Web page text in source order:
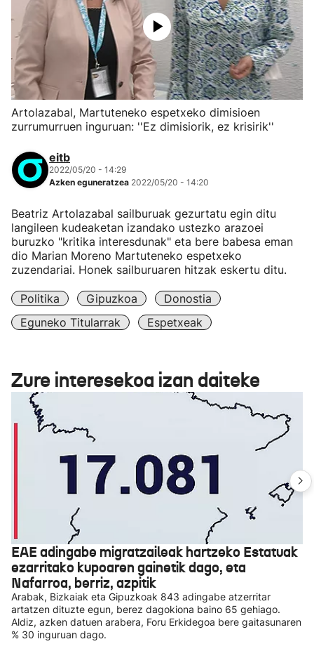
Artolazabal, Martuteneko espetxeko dimisioen
zurrumurruen inguruan: ''Ez dimisiorik, ez krisirik''
eitb
2022/05/20 - 14:29
Azken eguneratzea 2022/05/20 - 14:20
Beatriz Artolazabal sailburuak gezurtatu egin ditu
langileen kudeaketan izandako ustezko arazoei
buruzko "kritika interesdunak" eta bere babesa eman
dio Marian Moreno Martuteneko espetxeko
zuzendariai. Honek sailburuaren hitzak eskertu ditu.
Politika Gipuzkoa
Donostia
Eguneko Titularrak
Espetxeak
Zure interesekoa izan daiteke
EAE adingabe migratzaileak hartzeko Estatuak
ezarritako kupoaren gainetik dago, eta
Nafarroa, berriz, azpitik
Arabak, Bizkaiak eta Gipuzkoak 843 adingabe atzerritar
artatzen dituzte egun, berez dagokiona baino 65 gehiago.
Aldiz, azken datuen arabera, Foru Erkidegoa bere gaitasunaren
% 30 inguruan dago.